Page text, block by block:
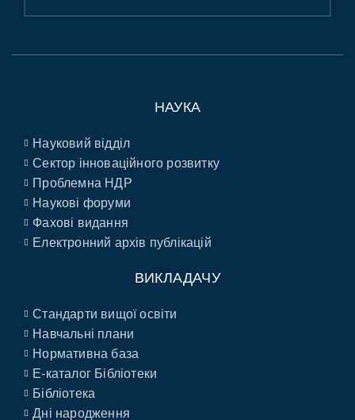
НАУКА
Науковий відділ
Сектор інноваційного розвитку
Проблемна НДР
Наукові форуми
Фахові видання
Електронний архів публікацій
ВИКЛАДАЧУ
Стандарти вищої освіти
Навчальні плани
Нормативна база
E-каталог Бібліотеки
Бібліотека
Дні народження